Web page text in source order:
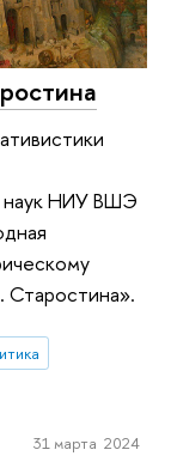
наук НИУ ВШЭ
Старостина».
31 марта 2024